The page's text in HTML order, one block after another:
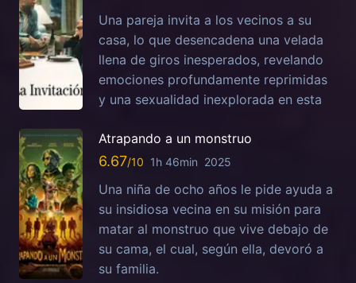
Una pareja invita a los vecinos a su
casa, lo que desencadena una velada
llena de giros inesperados, revelando
emociones profundamente reprimidas
y una sexualidad inexplorada en esta
Atrapando a un monstruo
6.67 1h 46min 2025
Una niña de ocho años le pide ayuda a
su insidiosa vecina en su misión para
matar al monstruo que vive debajo de
su cama, el cual, según ella, devoró a
su familia.